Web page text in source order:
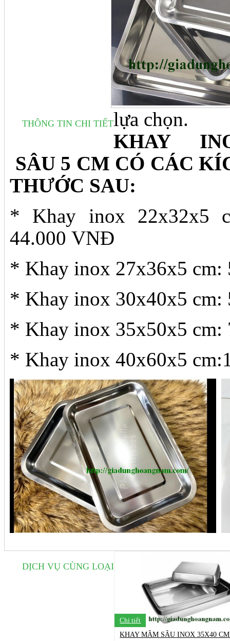
THÔNG TIN CHI TIẾTlựa chọn.
KHAY
SÂU 5 CM CÓ CÁC
THƯỚC SAU:
* Khay inox 22x32x5
44.000 VNĐ
* Khay inox 27x36x5
* Khay inox 30x40x5
* Khay inox 35x50x5
* Khay inox 40x60x5
DỊCH VỤ CÙNG LOẠI
Chi tiết
KHAY MÂM SÂU INOX 35X40